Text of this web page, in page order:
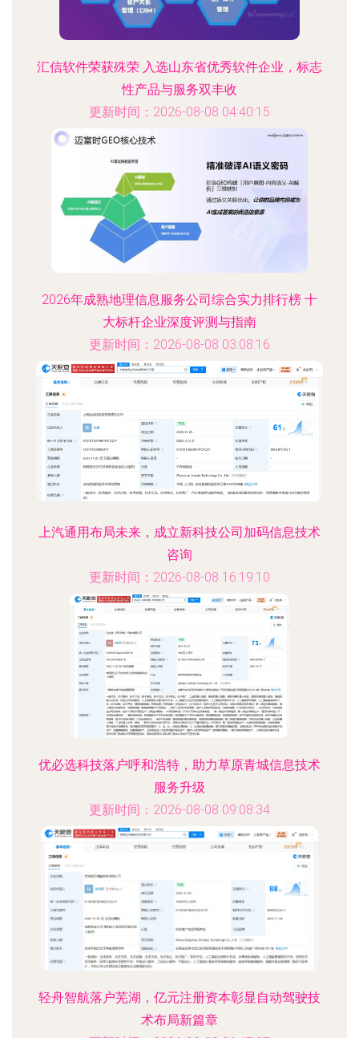
汇信软件荣获殊荣 入选山东省优秀软件企业，标志
性产品与服务双丰收
更新时间：2026-08-08 04:40:15
2026年成熟地理信息服务公司综合实力排行榜 十
大标杆企业深度评测与指南
更新时间：2026-08-08 03:08:16
上汽通用布局未来，成立新科技公司加码信息技术
咨询
更新时间：2026-08-08 16:19:10
优必选科技落户呼和浩特，助力草原青城信息技术
服务升级
更新时间：2026-08-08 09:08:34
轻舟智航落户芜湖，亿元注册资本彰显自动驾驶技
术布局新篇章